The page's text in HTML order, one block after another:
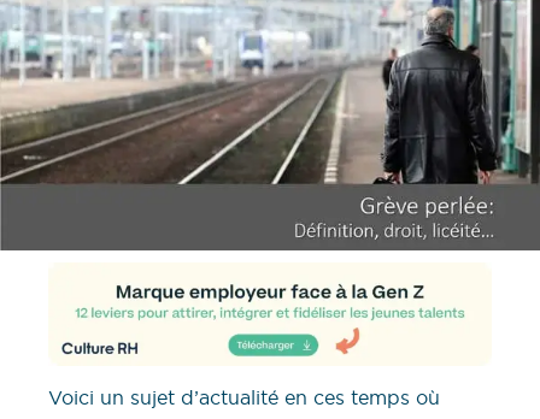
Voici un sujet d’actualité en ces temps où